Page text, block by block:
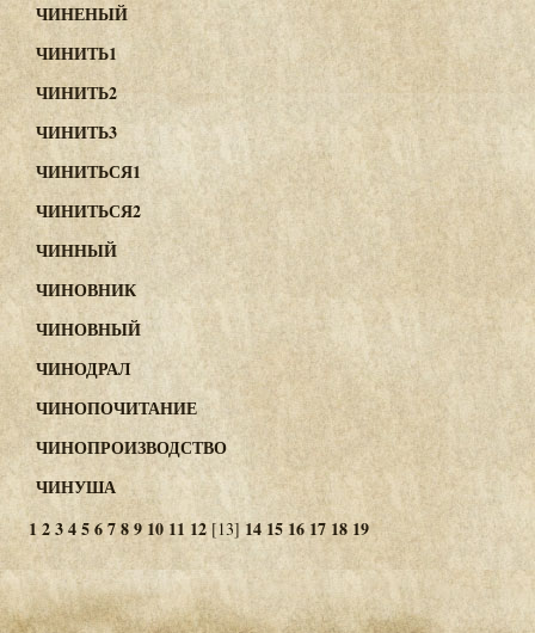
ЧИНЕНЫЙ
ЧИНИТЬ1
ЧИНИТЬ2
ЧИНИТЬ3
ЧИНИТЬСЯ1
ЧИНИТЬСЯ2
ЧИННЫЙ
ЧИНОВНИК
ЧИНОВНЫЙ
ЧИНОДРАЛ
ЧИНОПОЧИТАНИЕ
ЧИНОПРОИЗВОДСТВО
ЧИНУША
123456789 10 11 12[13] 14 1516 17 1819